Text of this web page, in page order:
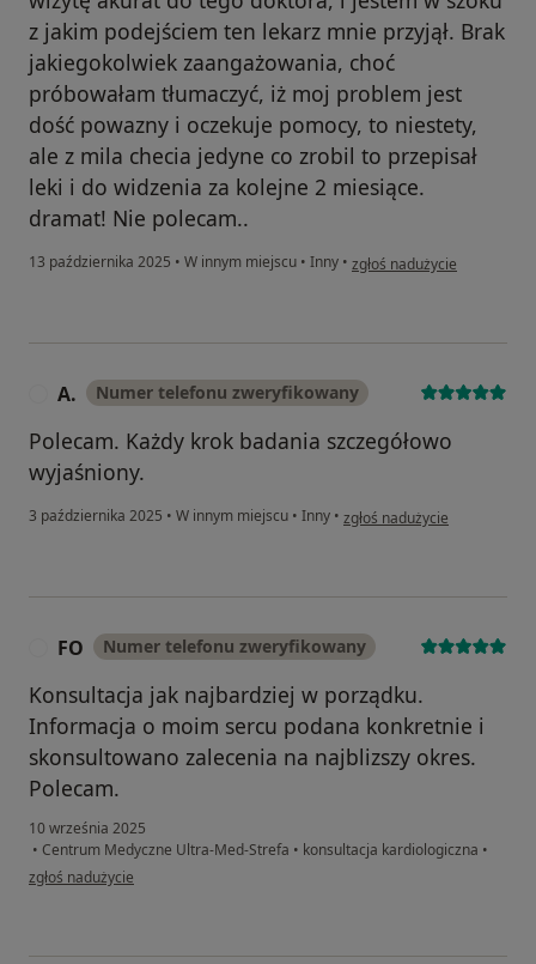
z jakim podejściem ten lekarz mnie przyjął. Brak
jakiegokolwiek zaangażowania, choć
próbowałam tłumaczyć, iż moj problem jest
dość powazny i oczekuje pomocy, to niestety,
ale z mila checia jedyne co zrobil to przepisał
leki i do widzenia za kolejne 2 miesiące.
dramat! Nie polecam..
13 października 2025 • W innym miejscu • Inny • w opinii użytkownika X x .
zgłoś nadużycie
A. Numer telefonu zweryfikowany
Polecam. Każdy krok badania szczegółowo
wyjaśniony.
3 października 2025 • W innym miejscu • Inny • w opinii użytkownika A.
zgłoś nadużycie
FO Numer telefonu zweryfikowany
Konsultacja jak najbardziej w porządku.
Informacja o moim sercu podana konkretnie i
skonsultowano zalecenia na najblizszy okres.
Polecam.
10 września 2025
• Centrum Medyczne Ultra-Med-Strefa • konsultacja kardiologiczna •
w opinii użytkownika FO
zgłoś nadużycie